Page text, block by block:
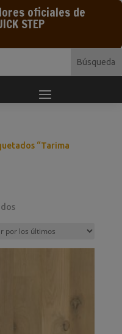
oficiales de
STEP
“Tarima
Ordenado
los
últimos